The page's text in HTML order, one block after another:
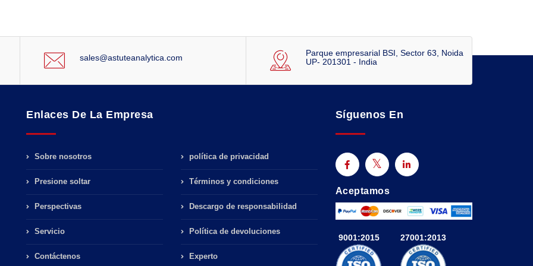
sales@astuteanalytica.com
Parque empresarial BSI, Sector 63, Noida
UP- 201301 - India
Enlaces De La Empresa
Sobre nosotros
Presione soltar
Perspectivas
Servicio
Contáctenos
política de privacidad
Términos y condiciones
Descargo de responsabilidad
Política de devoluciones
Experto
Síguenos En
Aceptamos
9001:2015 27001:2013